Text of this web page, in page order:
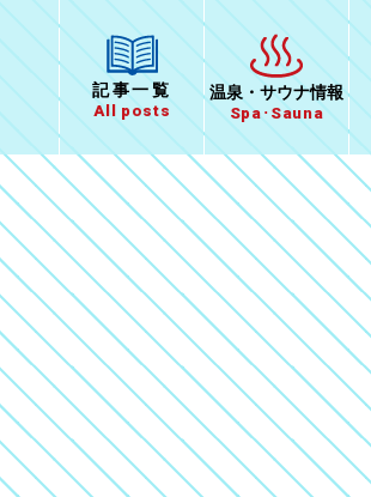
記事一覧
All posts
温泉 ・サウナ情報
Spa･Sauna